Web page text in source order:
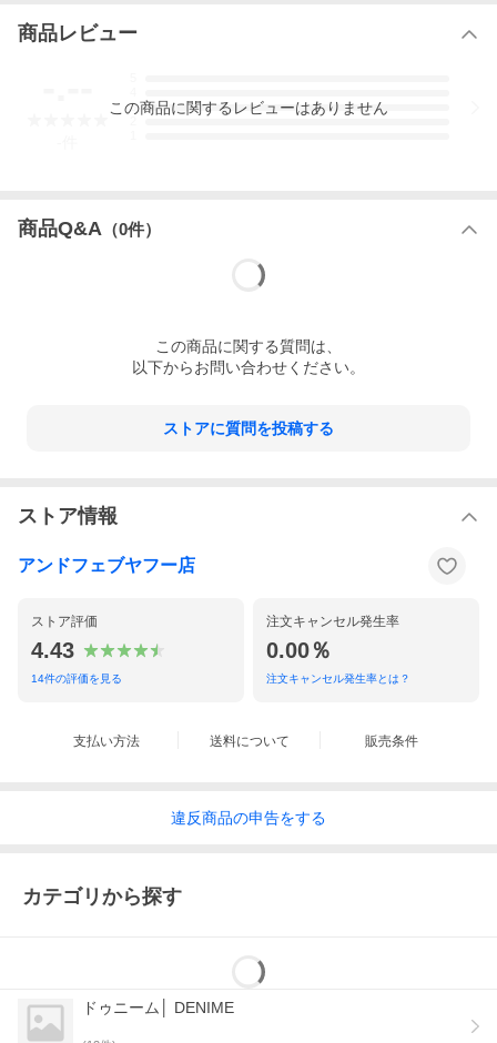
WAREHOUSEが手掛ける、DENIME。66モデル。
そのなかでXXモデルと66モデルについては、緯（よこ）糸の打
ち込み本数を変えているという当時のレシピとテスト生地を入
ルの特徴であるコアスパンと還縫いを中心にした縫製はヴィン
テージを再現しながら、シルエットについてはそのイメージと
商品レビュー
3
この商品に関するレビューはありません
商品Q&A （0件）
この商品に関する質問は、
以下からお問い合わせください。
ストアに質問を投稿する
ストア情報
アンドフェブヤフー店
ストア評価
4.43
14件の評価を見る
注文キャンセル発生率
0.00％
注文キャンセル発生率とは？
支払い方法 送料について 販売条件
違反商品の申告をする
カテゴリから探す
ドゥニーム│ DENIME